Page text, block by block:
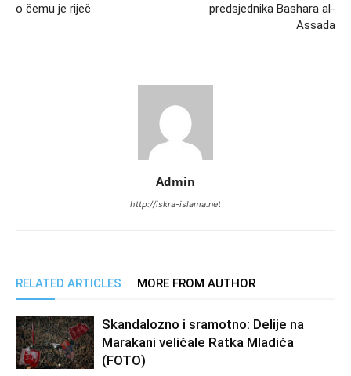
o čemu je riječ
predsjednika Bashara al-
Assada
Admin
http://iskra-islama.net
RELATED ARTICLES MORE FROM AUTHOR
Skandalozno i sramotno: Delije na
Marakani veličale Ratka Mladića
(FOTO)